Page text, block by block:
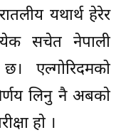
यथार्थ हेरेर
सचेत नेपाली
एल्गोरिदमको
लिनु नै अबकाे
हाे ।